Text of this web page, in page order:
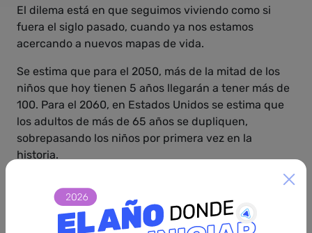
El dilema está en que seguimos viviendo como si
fuera el siglo pasado, cuando ya nos estamos
acercando a nuevos mapas de vida.
Se estima que para el 2050, más de la mitad de los
niños que hoy tienen 5 años llegarán a tener más de
100. Para el 2060, en Estados Unidos se estima que
los adultos de más de 65 años se dupliquen,
sobrepasando los niños por primera vez en la
historia.
Ya se está hablando que los caminos de vida deben
dejar atrás los esquemas tradicionales de educación,
trabajo, retiro y muerte, por algomás flexible